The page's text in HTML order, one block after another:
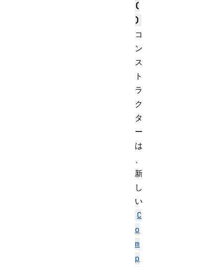
(
)
コ
ン
ス
ト
ラ
ク
タ
ー
は
、
新
し
い
C
o
m
p